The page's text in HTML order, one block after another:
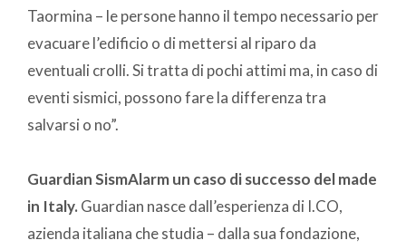
Taormina – le persone hanno il tempo necessario per
evacuare l’edificio o di mettersi al riparo da
eventuali crolli. Si tratta di pochi attimi ma, in caso di
eventi sismici, possono fare la differenza tra
salvarsi o no”.
Guardian SismAlarm un caso di successo del made
in Italy. Guardian nasce dall’esperienza di I.CO,
azienda italiana che studia – dalla sua fondazione,